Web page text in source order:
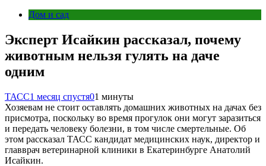
Дом и сад
Эксперт Исайкин рассказал, почему
животным нельзя гулять на даче
одним
ТАСС1 месяц спустя01 минуты
Хозяевам не стоит оставлять домашних животных на дачах без
присмотра, поскольку во время прогулок они могут заразиться
и передать человеку болезни, в том числе смертельные. Об
этом рассказал ТАСС кандидат медицинских наук, директор и
главврач ветеринарной клиники в Екатеринбурге Анатолий
Исайкин.